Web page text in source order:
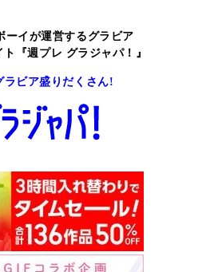
ーイが運営するグラビア
『週プレ グラジャパ！』
ラビア盛りだくさん!